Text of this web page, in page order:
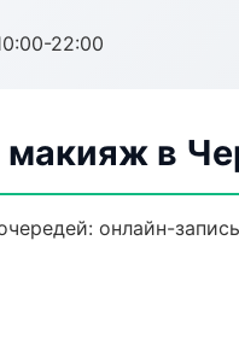
22:00
в
онлайн-